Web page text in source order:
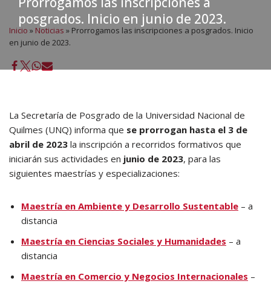
posgrados. Inicio en junio de 2023.
Inicio » Noticias » Prorrogamos las inscripciones a posgrados. Inicio
en junio de 2023.
La Secretaría de Posgrado de la Universidad Nacional de
Quilmes (UNQ) informa que se prorrogan hasta el 3 de
abril de 2023 la inscripción a recorridos formativos que
iniciarán sus actividades en junio de 2023, para las
siguientes maestrías y especializaciones:
Maestría en Ambiente y Desarrollo Sustentable – a
distancia
Maestría en Ciencias Sociales y Humanidades – a
distancia
Maestría en Comercio y Negocios Internacionales –